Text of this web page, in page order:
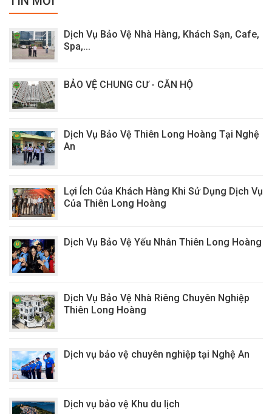
Dịch Vụ Bảo Vệ Nhà Hàng, Khách Sạn, Cafe,
Spa,...
BẢO VỆ CHUNG CƯ - CĂN HỘ
Dịch Vụ Bảo Vệ Thiên Long Hoàng Tại Nghệ
An
Lợi Ích Của Khách Hàng Khi Sử Dụng Dịch Vụ
Của Thiên Long Hoàng
Dịch Vụ Bảo Vệ Yếu Nhân Thiên Long Hoàng
Dịch Vụ Bảo Vệ Nhà Riêng Chuyên Nghiệp
Thiên Long Hoàng
Dịch vụ bảo vệ chuyên nghiệp tại Nghệ An
Dịch vụ bảo vệ Khu du lịch